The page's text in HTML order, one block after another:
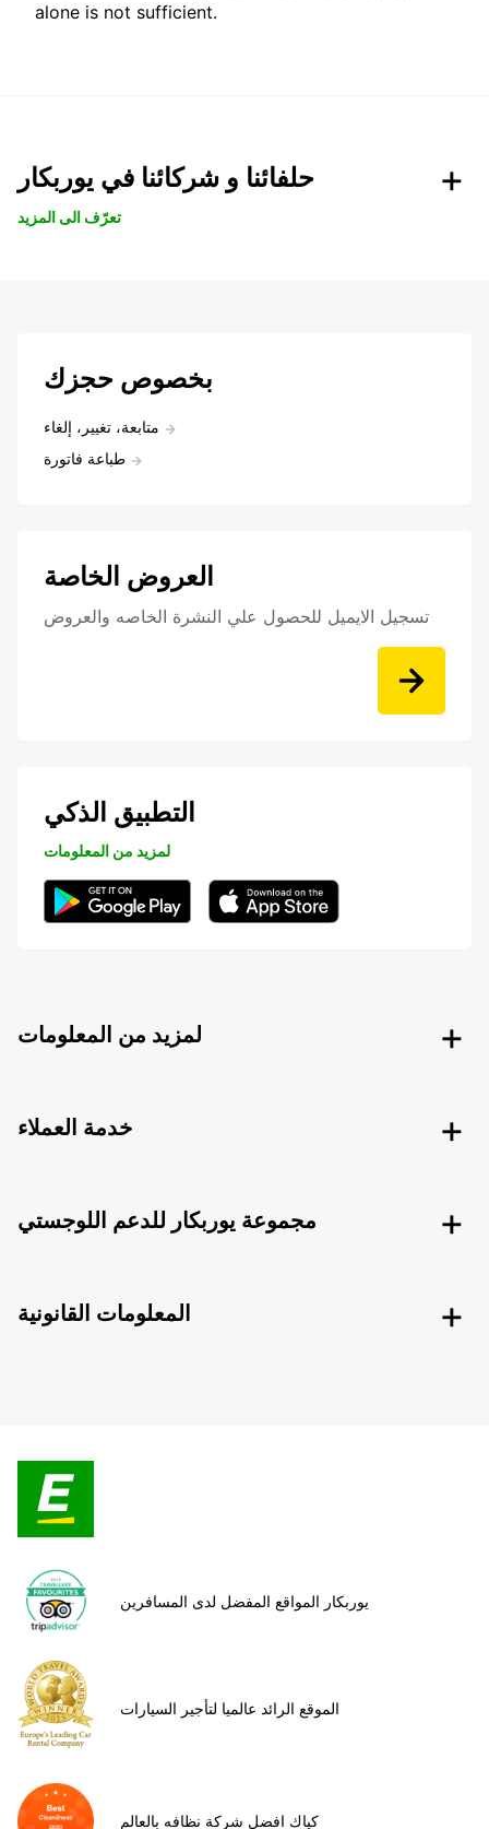
alone is not sufficient.
حلفائنا و شركائنا في يوربكار
تعرّف الى المزيد
بخصوص حجزك
متابعة، تغيير، إلغاء
طباعة فاتورة
العروض الخاصة
تسجيل الايميل للحصول علي النشرة الخاصه والعروض
التطبيق الذكي
لمزيد من المعلومات
لمزيد من المعلومات
خدمة العملاء
مجموعة يوربكار للدعم اللوجستي
المعلومات القانونية
يوربكار المواقع المفضل لدى المسافرين
الموقع الرائد عالميا لتأجير السيارات
كياك افضل شركة نظافه بالعالم